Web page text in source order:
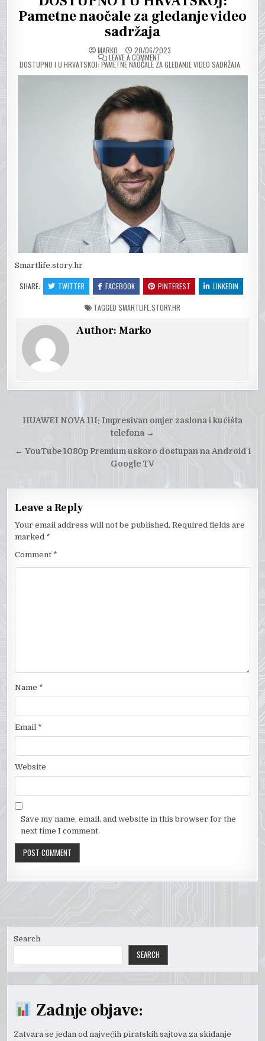
Pametne naočale za gledanje video
sadržaja
MARKO 20/06/2023
LEAVE A COMMENTON
DOSTUPNO I U HRVATSKOJ: PAMETNE NAOČALE ZA GLEDANJE VIDEO SADRŽAJA
Smartlife.story.hr
SHARE: TWITTER FACEBOOK PINTEREST LINKEDIN
TAGGED SMARTLIFE.STORY.HR
Author:Marko
Post
HUAWEI NOVA 11I: Impresivan omjer zaslona i kućišta
telefona →
← YouTube 1080p Premium uskoro dostupan na Android i
Google TV
Leave a Reply
Your email address will not be published. Required fields are
marked *
Comment *
Name *
Email *
Website
Save my name, email, and website in this browser for the
next time I comment.
Search
SEARCH
Zadnje objave:
Zatvara se jedan od najvećih piratskih sajtova za skidanje